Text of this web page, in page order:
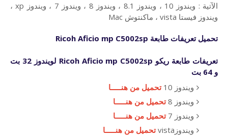
الآتية : ويندوز 10 ، ويندوز 8.1 ، ويندوز 8 ، ويندوز 7 ، ويندوز xp ،
ويندوز فيستا vista ، ماكنتوش Mac
تحميل تعريفات طابعة Ricoh Aficio mp C5002sp
تعريفات طابعة ريكو
Ricoh Aficio mp C5002sp لويندوز 32 بت
و 64 بت
ويندوز 10
تحميل من هنـــــا
ويندوز 8
تحميل من هنـــــا
ويندوز 7
تحميل من هنـــــا
ويندوزvista
تحميل من هنـــــا